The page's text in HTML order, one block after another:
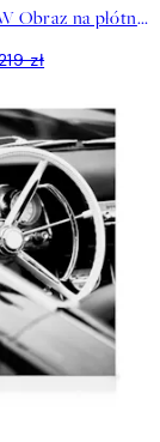
Surfboards BW Obraz na płótnie
zł